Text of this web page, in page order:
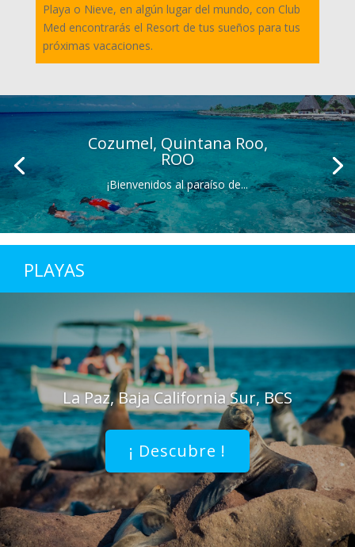
Playa o Nieve, en algún lugar del mundo, con Club
Med encontrarás el Resort de tus sueños para tus
próximas vacaciones.
Cozumel, Quintana Roo,
ROO
¡Bienvenidos al paraíso de...
PLAYAS
La Paz, Baja California Sur, BCS
¡ Descubre !